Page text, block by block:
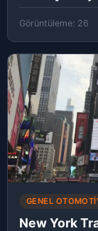
Görüntüleme: 26
GENEL
New York